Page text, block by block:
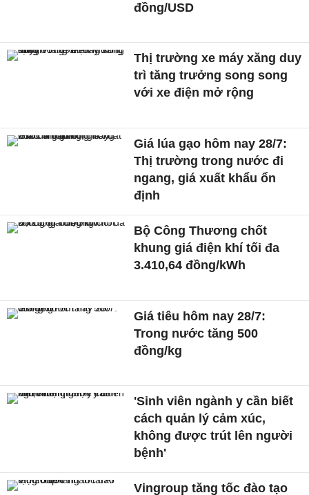
đồng/USD
Thị trường xe máy xăng duy
trì tăng trưởng song song
với xe điện mở rộng
Giá lúa gạo hôm nay 28/7:
Thị trường trong nước đi
ngang, giá xuất khẩu ổn
định
Bộ Công Thương chốt
khung giá điện khí tối đa
3.410,64 đồng/kWh
Giá tiêu hôm nay 28/7:
Trong nước tăng 500
đồng/kg
'Sinh viên ngành y cần biết
cách quản lý cảm xúc,
không được trút lên người
bệnh'
Vingroup tăng tốc đào tạo